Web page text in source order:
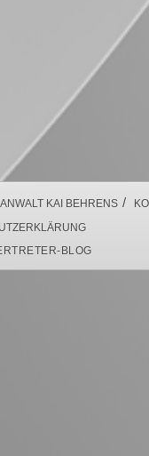
KAI BEHRENS /
BLOG